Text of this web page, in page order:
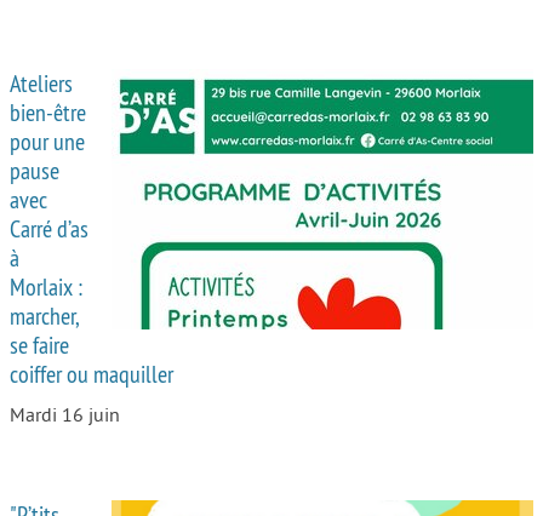
Ateliers
bien-être
pour une
pause
avec
Carré d’as
à
Morlaix :
marcher,
se faire
coiffer ou maquiller
Mardi 16 juin